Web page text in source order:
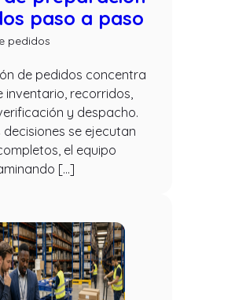
paso a paso
pedidos
de pedidos concentra
inventario, recorridos,
y despacho.
se ejecutan
el equipo
[…]